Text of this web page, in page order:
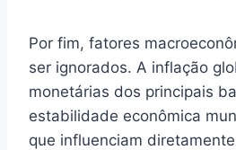
Por fim, fatores
ser ignorados. A inflação
monetárias dos principais
estabilidade econômica
que influenciam